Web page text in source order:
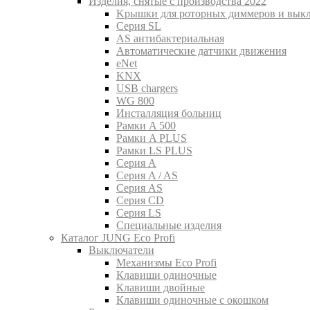
Kрышки для роторных диммеров и
Серия SL
AS антибактериальная
Aвтоматические датчики движения
eNet
KNX
USB chargers
WG 800
Инсталляция больниц
Рамки A 500
Рамки A PLUS
Рамки LS PLUS
Серия A
Серия A / AS
Серия AS
Серия CD
Серия LS
Специальные изделия
Каталог JUNG Eco Profi
Выключатели
Механизмы Eco Profi
Клавиши одиночные
Клавиши двойные
Клавиши одиночные с окошком